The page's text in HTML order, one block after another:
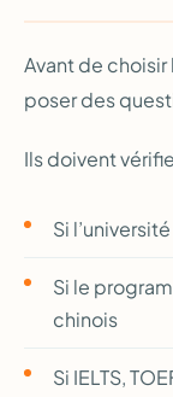
Avant de
poser des
Ils doivent
Si
Si le
chinois
Si IELTS,